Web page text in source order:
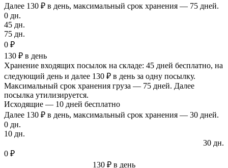
Далее 130 ₽ в день, максимальный срок хранения — 75 дней.
0 дн.
45 дн.
75 дн.
0 ₽
130 ₽ в день
Хранение входящих посылок на складе: 45 дней бесплатно, на
следующий день и далее 130 ₽ в день за одну посылку.
Максимальный срок хранения груза — 75 дней. Далее
посылка утилизируется.
Исходящие — 10 дней бесплатно
Далее 130 ₽ в день, максимальный срок хранения — 30 дней.
0 дн.
10 дн.
30 дн.
0 ₽
130 ₽ в день